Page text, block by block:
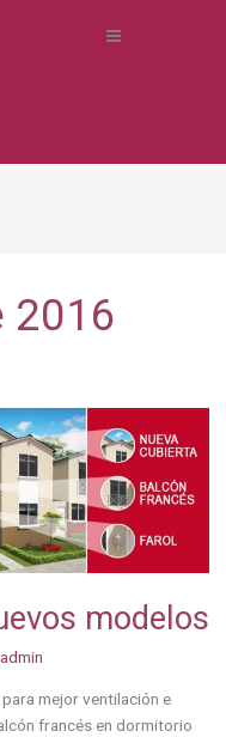
2016
modelos
admin
mejor ventilación e
francés en dormitorio